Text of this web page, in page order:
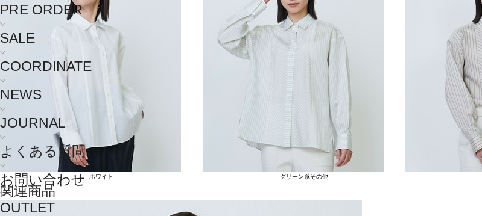
PRE ORDER
SALE
COORDINATE
NEWS
JOURNAL
よくある質問
お問い合わせ
OUTLET
ホワイト グリーン系その他
関連商品